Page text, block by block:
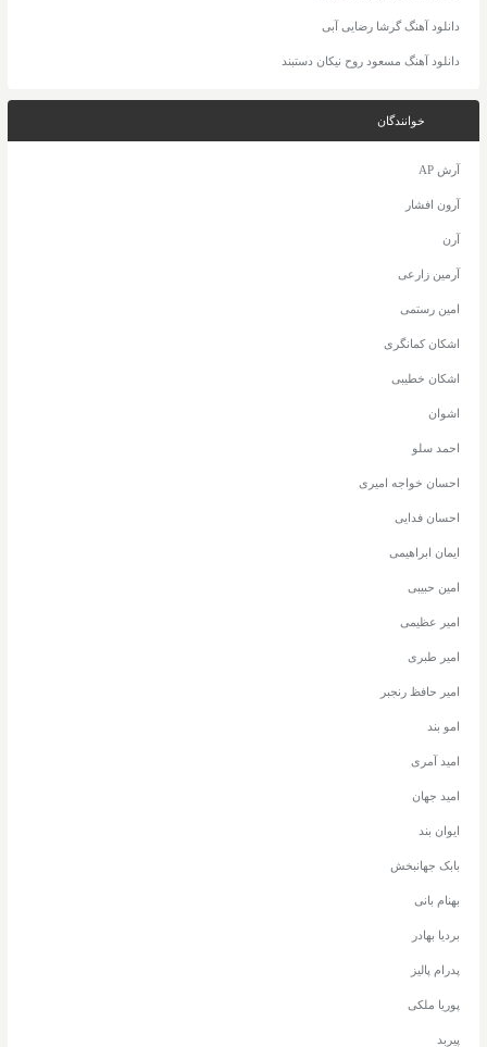
دانلود آهنگ گرشا رضایی آبی
دانلود آهنگ مسعود روح نیکان دستبند
خوانندگان
آرش AP
آرون افشار
آرن
آرمین زارعی
امین رستمی
اشکان کمانگری
اشکان خطیبی
اشوان
احمد سلو
احسان خواجه امیری
احسان فدایی
ایمان ابراهیمی
امین حبیبی
امیر عظیمی
امیر طبری
امیر حافظ رنجبر
امو بند
امید آمری
امید جهان
ایوان بند
بابک جهانبخش
بهنام بانی
بردیا بهادر
پدرام پالیز
پوریا ملکی
پیربد